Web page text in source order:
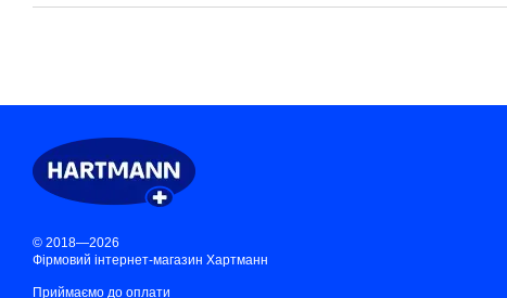
© 2018—2026
Фірмовий інтернет-магазин Хартманн
Приймаємо до оплати